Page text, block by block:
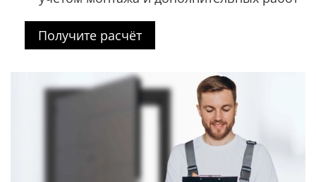
Получите расчёт